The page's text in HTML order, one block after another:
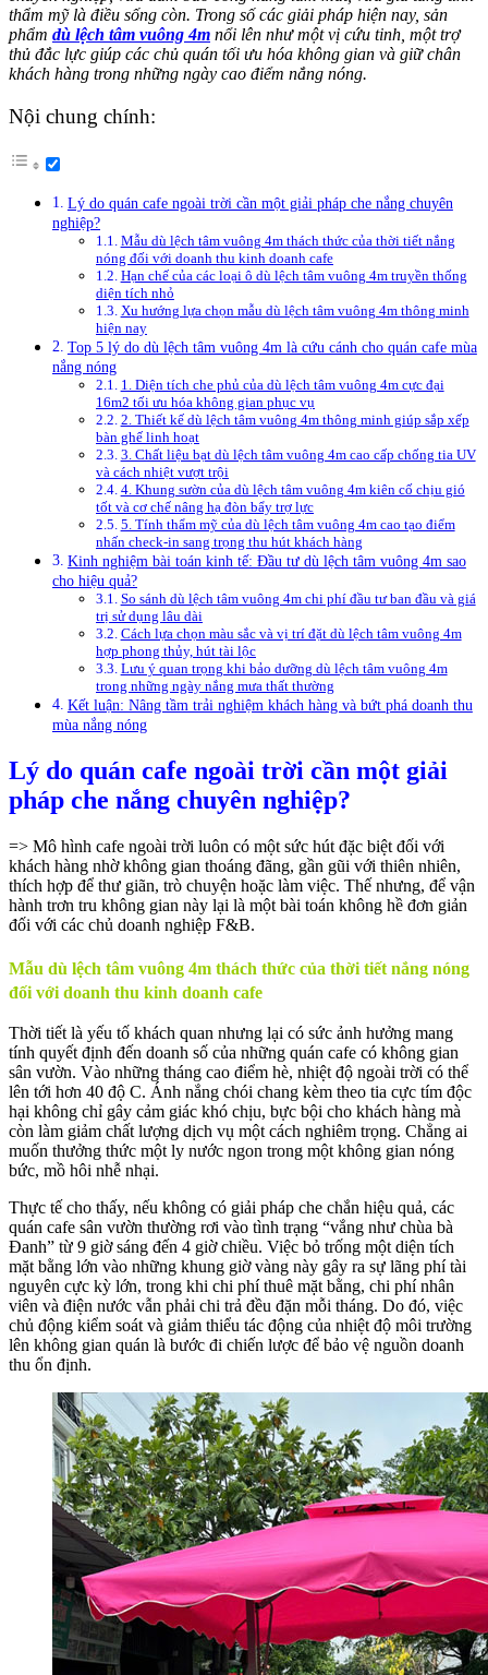
thẩm mỹ là điều sống còn. Trong số các giải pháp hiện nay, sản
phẩm dù lệch tâm vuông 4m nổi lên như một vị cứu tinh, một trợ
thủ đắc lực giúp các chủ quán tối ưu hóa không gian và giữ chân
khách hàng trong những ngày cao điểm nắng nóng.
Nội chung chính:
Lý do quán cafe ngoài trời cần một giải pháp che nắng chuyên
nghiệp?
Mẫu dù lệch tâm vuông 4m thách thức của thời tiết nắng
nóng đối với doanh thu kinh doanh cafe
Hạn chế của các loại ô dù lệch tâm vuông 4m truyền thống
diện tích nhỏ
Xu hướng lựa chọn mẫu dù lệch tâm vuông 4m thông minh
hiện nay
Top 5 lý do dù lệch tâm vuông 4m là cứu cánh cho quán cafe mùa
nắng nóng
1. Diện tích che phủ của dù lệch tâm vuông 4m cực đại
16m2 tối ưu hóa không gian phục vụ
2. Thiết kế dù lệch tâm vuông 4m thông minh giúp sắp xếp
bàn ghế linh hoạt
3. Chất liệu bạt dù lệch tâm vuông 4m cao cấp chống tia UV
và cách nhiệt vượt trội
4. Khung sườn của dù lệch tâm vuông 4m kiên cố chịu gió
tốt và cơ chế nâng hạ đòn bẩy trợ lực
5. Tính thẩm mỹ của dù lệch tâm vuông 4m cao tạo điểm
nhấn check-in sang trọng thu hút khách hàng
Kinh nghiệm bài toán kinh tế: Đầu tư dù lệch tâm vuông 4m sao
cho hiệu quả?
So sánh dù lệch tâm vuông 4m chi phí đầu tư ban đầu và giá
trị sử dụng lâu dài
Cách lựa chọn màu sắc và vị trí đặt dù lệch tâm vuông 4m
hợp phong thủy, hút tài lộc
Lưu ý quan trọng khi bảo dưỡng dù lệch tâm vuông 4m
trong những ngày nắng mưa thất thường
Kết luận: Nâng tầm trải nghiệm khách hàng và bứt phá doanh thu
mùa nắng nóng
Lý do quán cafe ngoài trời cần một giải
pháp che nắng chuyên nghiệp?
=> Mô hình cafe ngoài trời luôn có một sức hút đặc biệt đối với
khách hàng nhờ không gian thoáng đãng, gần gũi với thiên nhiên,
thích hợp để thư giãn, trò chuyện hoặc làm việc. Thế nhưng, để vận
hành trơn tru không gian này lại là một bài toán không hề đơn giản
đối với các chủ doanh nghiệp F&B.
Mẫu dù lệch tâm vuông 4m thách thức của thời tiết nắng nóng
đối với doanh thu kinh doanh cafe
Thời tiết là yếu tố khách quan nhưng lại có sức ảnh hưởng mang
tính quyết định đến doanh số của những quán cafe có không gian
sân vườn. Vào những tháng cao điểm hè, nhiệt độ ngoài trời có thể
lên tới hơn 40 độ C. Ánh nắng chói chang kèm theo tia cực tím độc
hại không chỉ gây cảm giác khó chịu, bực bội cho khách hàng mà
còn làm giảm chất lượng dịch vụ một cách nghiêm trọng. Chẳng ai
muốn thưởng thức một ly nước ngon trong một không gian nóng
bức, mồ hôi nhễ nhại.
Thực tế cho thấy, nếu không có giải pháp che chắn hiệu quả, các
quán cafe sân vườn thường rơi vào tình trạng “vắng như chùa bà
Đanh” từ 9 giờ sáng đến 4 giờ chiều. Việc bỏ trống một diện tích
mặt bằng lớn vào những khung giờ vàng này gây ra sự lãng phí tài
nguyên cực kỳ lớn, trong khi chi phí thuê mặt bằng, chi phí nhân
viên và điện nước vẫn phải chi trả đều đặn mỗi tháng. Do đó, việc
chủ động kiểm soát và giảm thiểu tác động của nhiệt độ môi trường
lên không gian quán là bước đi chiến lược để bảo vệ nguồn doanh
thu ổn định.